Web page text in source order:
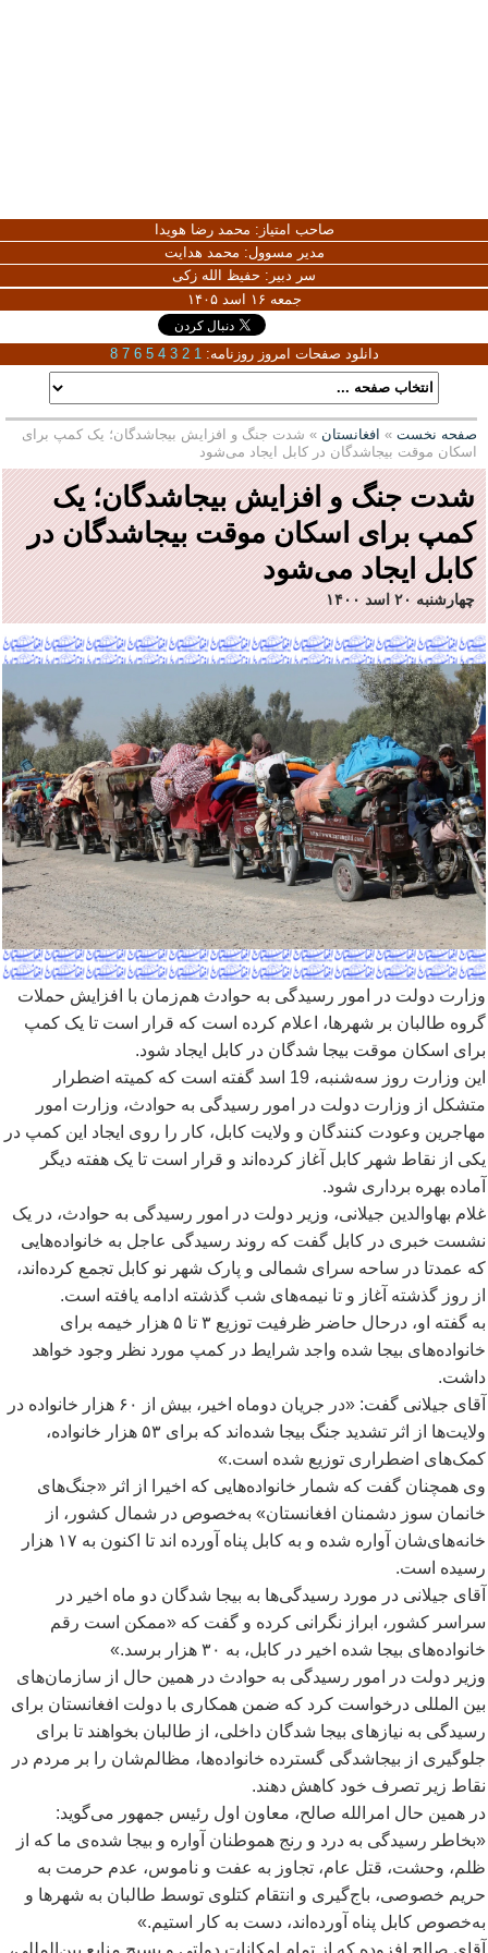
صاحب امتیاز: محمد رضا هویدا
مدیر مسوول: محمد هدایت
سر دبیر: حفیظ الله زکی
جمعه ۱۶ اسد ۱۴۰۵
دانلود صفحات امروز روزنامه: 1
2
3
4
5
6
7
8
صفحه نخست » افغانستان » شدت جنگ و افزایش بیجاشدگان؛ یک کمپ برای
اسکان موقت بیجاشدگان در کابل ایجاد ‌می‌شود
شدت جنگ و افزایش بیجاشدگان؛ یک
کمپ برای اسکان موقت بیجاشدگان در
کابل ایجاد ‌می‌شود
چهارشنبه ۲۰ اسد ۱۴۰۰
وزارت دولت در امور رسیدگی به حوادث همزمان با افزایش حملات
گروه طالبان بر شهرها، اعلام کرده است که قرار است تا یک کمپ
برای اسکان موقت بیجا شدگان در کابل ایجاد شود.
این وزارت روز سه
شنبه، 19 اسد گفته است که کمیته اضطرار
متشکل از وزارت دولت در امور رسیدگی به حوادث، وزارت امور
مهاجرین وعودت کنندگان و ولایت کابل، کار را روی ایجاد این کمپ در
یکی از نقاط شهر کابل آغاز کرده اند و قرار است تا یک هفته دیگر
آماده بهره برداری شود.
غلام بهاوالدین جیلانی، وزیر دولت در امور رسیدگی به حوادث، در یک
نشست خبری در کابل گفت که روند رسیدگی عاجل به خانوادههایی
که عمدتا در ساحه سرای شمالی و پارک شهر نو کابل تجمع کرده اند،
از روز گذشته آغاز و تا نیمههای شب گذشته ادامه یافته است.
به گفته او، درحال حاضر ظرفیت توزیع ۳ تا ۵ هزار خیمه برای
خانوادههای بیجا شده واجد شرایط در کمپ مورد نظر وجود خواهد
داشت.
آقای جیلانی گفت: «در جریان دوماه اخیر، بیش از ۶۰ هزار خانواده در
ولایتها از اثر تشدید جنگ بیجا شده
اند که برای ۵۳ هزار خانواده،
کمکهای اضطراری توزیع شده است.»
وی همچنان گفت که شمار خانوادههایی که اخیرا از اثر «جنگهای
خانمان سوز دشمنان افغانستان» بهخصوص در شمال کشور، از
خانههای
شان آواره شده و به کابل پناه آورده اند تا اکنون به ۱۷ هزار
رسیده است.
آقای جیلانی در مورد رسیدگیها به بیجا شدگان دو ماه اخیر در
سراسر کشور، ابراز نگرانی کرده و گفت که «ممکن است رقم
خانوادههای بیجا شده اخیر در کابل، به ۳۰ هزار برسد.»
وزیر دولت در امور رسیدگی به حوادث در همین حال از سازمانهای
بین المللی درخواست کرد که ضمن همکاری با دولت افغانستان برای
رسیدگی به نیازهای بیجا شدگان داخلی، از طالبان بخواهند تا برای
جلوگیری از بیجاشدگی گسترده خانوادهها، مظالمشان را بر مردم در
نقاط زیر تصرف خود کاهش دهند.
در همین حال امرالله صالح، معاون اول رئیس جمهور میگوید:
«بخاطر رسیدگی به درد و رنج هموطنان آواره و بیجا شدهی ما که از
ظلم، وحشت، قتل عام، تجاوز به عفت و ناموس، عدم حرمت به
حریم خصوصی، باجگیری و انتقام کتلوی توسط طالبان به شهر ها و
بهخصوص کابل پناه آورده اند، دست به کار استیم.»
آقای صالح افزوده که از تمام امکانات دولتی و بسیج منابع بین المللی،